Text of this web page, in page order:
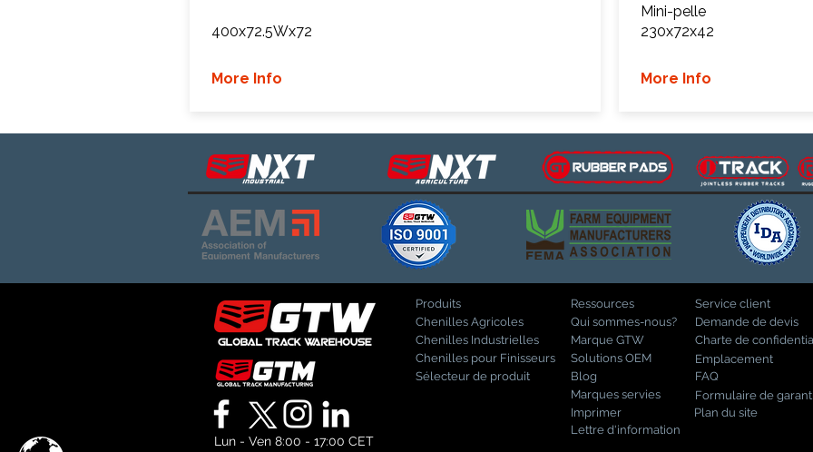
400x72.5Wx72
More Info
Mini-pelle
230x72x42
More Info
Lun - Ven 8:00 - 17:00 CET
Produits
Chenilles Agricoles
Chenilles Industrielles
Chenilles pour Finisseurs
Sélecteur de produit
Service client
Ressources
Qui sommes-nous?
Marque GTW
Solutions OEM
Blog
Marques servies
Imprimer
Lettre d'information
Demande de devis
Charte de
Emplacement
FAQ
Formulaire de
Plan du site